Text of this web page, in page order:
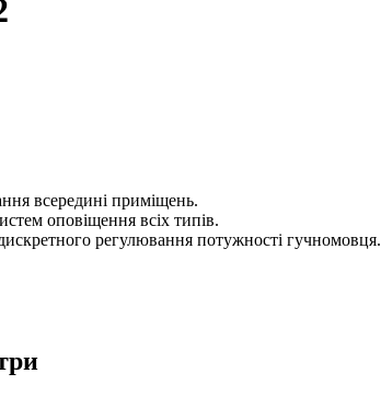
всередині приміщень.
оповіщення всіх типів.
регулювання потужності гучномовця.